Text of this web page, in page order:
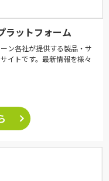
ラットフォーム
ン各社が提供する製品・サ
イトです。最新情報を様々